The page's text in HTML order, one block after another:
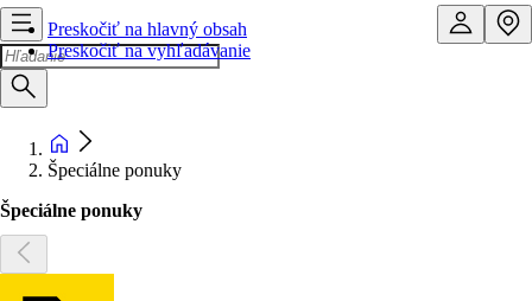
Preskočiť na hlavný obsah
Preskočiť na vyhľadávanie
Špeciálne ponuky
Špeciálne ponuky